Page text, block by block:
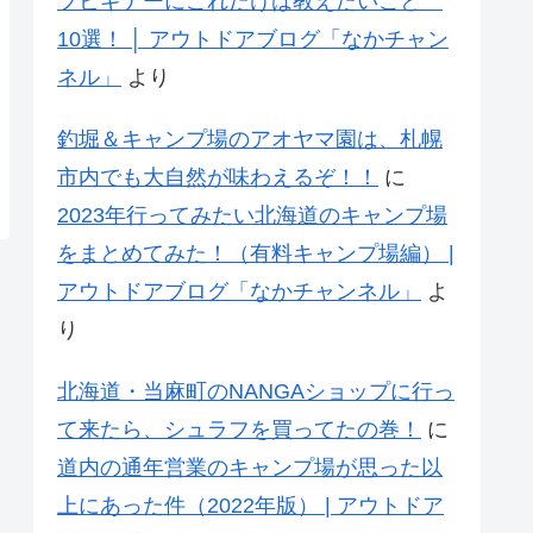
10選！ │ アウトドアブログ「なかチャン
ネル」
より
釣堀＆キャンプ場のアオヤマ園は、札幌
市内でも大自然が味わえるぞ！！
に
2023年行ってみたい北海道のキャンプ場
をまとめてみた！（有料キャンプ場編） |
アウトドアブログ「なかチャンネル」
よ
り
北海道・当麻町のNANGAショップに行っ
て来たら、シュラフを買ってたの巻！
に
道内の通年営業のキャンプ場が思った以
上にあった件（2022年版） | アウトドア